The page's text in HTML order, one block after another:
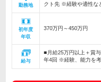
勤務地
クト先 ※経験や適性な
初年度
年収
370万円～450万円
給与
■月給25万円以上＋賞
年4回 ※経験、能力を